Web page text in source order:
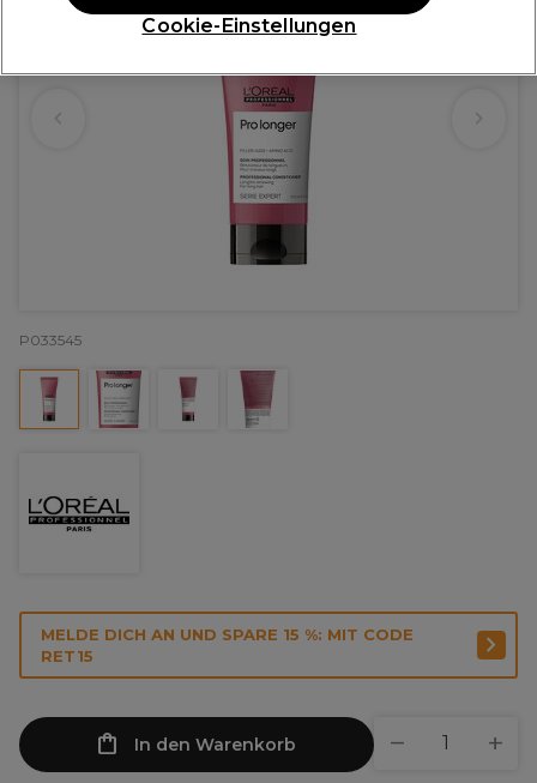
P033545
MELDE DICH AN UND SPARE 15 %: MIT CODE
RET15
In den Warenkorb
Cookie-Einstellungen